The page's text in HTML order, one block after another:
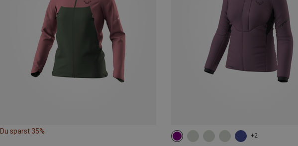
Du sparst 35%
+2
XL